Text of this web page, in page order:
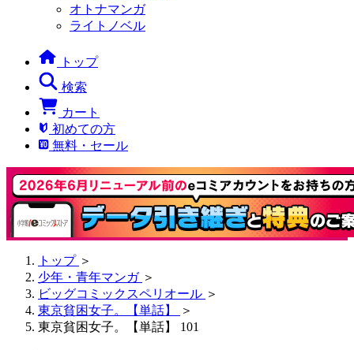
オトナマンガ
ライトノベル
トップ
検索
カート
初めての方
無料・セール
トップ ＞
少年・青年マンガ ＞
ビッグコミックスペリオール ＞
東京貧困女子。【単話】
＞
東京貧困女子。【単話】 101